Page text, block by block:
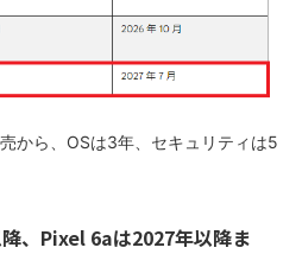
から、OSは3年、セキュリティは5
、Pixel 6aは2027年以降ま